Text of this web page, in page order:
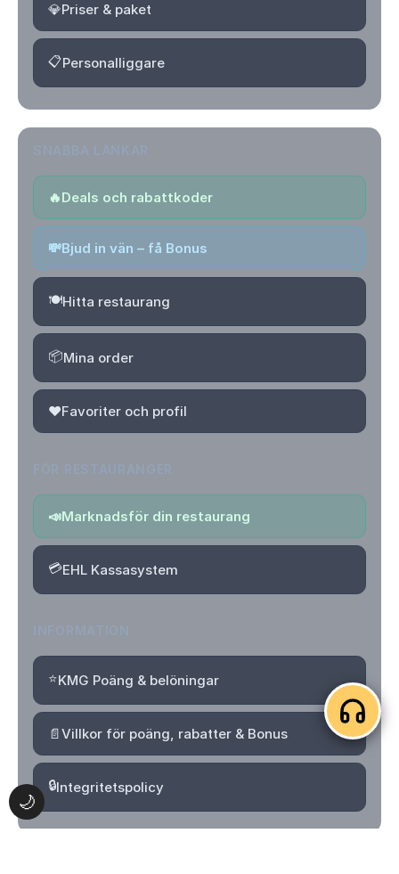
🌙
💎Priser & paket
📋Personalliggare
🔥Deals och rabattkoder
💸Bjud in vän – få Bonus
🍽️Hitta restaurang
📦Mina order
❤️Favoriter och profil
📣Marknadsför din restaurang
💳EHL Kassasystem
⭐KMG Poäng & belöningar
📄Villkor för poäng, rabatter & Bonus
🔒Integritetspolicy